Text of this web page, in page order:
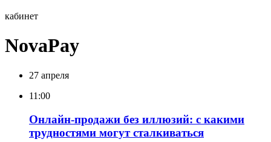
кабинет
NovaPay
27 апреля
11:00
Онлайн-продажи без иллюзий: с какими
трудностями могут сталкиваться